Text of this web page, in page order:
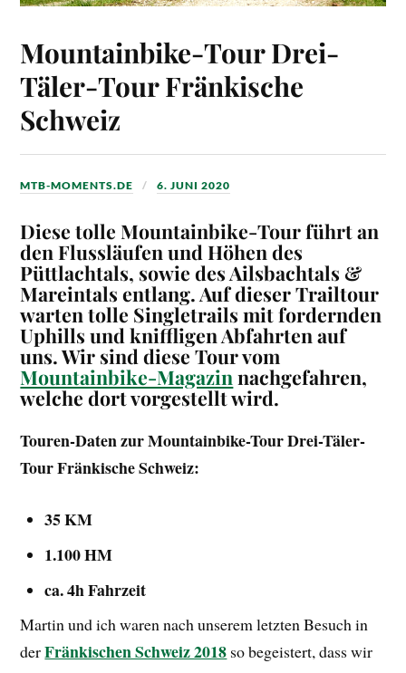
Mountainbike-Tour Drei-
Täler-Tour Fränkische
Schweiz
MTB-MOMENTS.DE 6. JUNI 2020
Diese tolle Mountainbike-Tour führt an
den Flussläufen und Höhen des
Püttlachtals, sowie des Ailsbachtals &
Mareintals entlang. Auf dieser Trailtour
warten tolle Singletrails mit fordernden
Uphills und kniffligen Abfahrten auf
uns.Wir sind diese Tour vom
Mountainbike-Magazin nachgefahren,
welche dort vorgestellt wird.
Touren-Daten zur Mountainbike-Tour Drei-Täler-
Tour Fränkische Schweiz:
35 KM
1.100 HM
ca. 4h Fahrzeit
Martin und ich waren nach unserem letzten Besuch in
derFränkischen Schweiz 2018 so begeistert, dass wir